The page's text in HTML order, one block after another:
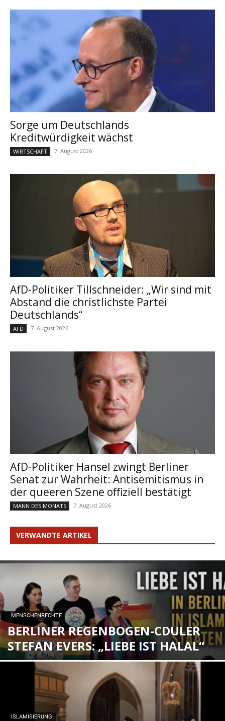
Sorge um Deutschlands
Kreditwürdigkeit wächst
WIRTSCHAFT 7. August 2026
AfD-Politiker Tillschneider: „Wir sind mit
Abstand die christlichste Partei
Deutschlands“
AFD 7. August 2026
AfD-Politiker Hansel zwingt Berliner
Senat zur Wahrheit: Antisemitismus in
der queeren Szene offiziell bestätigt
MANN DES MONATS 7. August 2026
VERWANDTE ARTIKEL
MENSCHENRECHTE
BERLINER REGENBOGEN-CDULER
STEFAN EVERS: „LIEBE IST HALAL“
ISLAMISIERUNG